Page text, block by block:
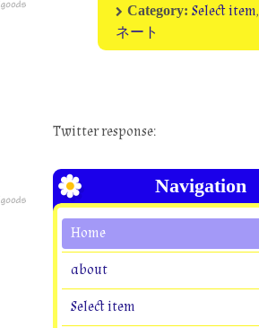
Category: Select item,
ネート
Twitter response:
Navigation
Home
about
Select item